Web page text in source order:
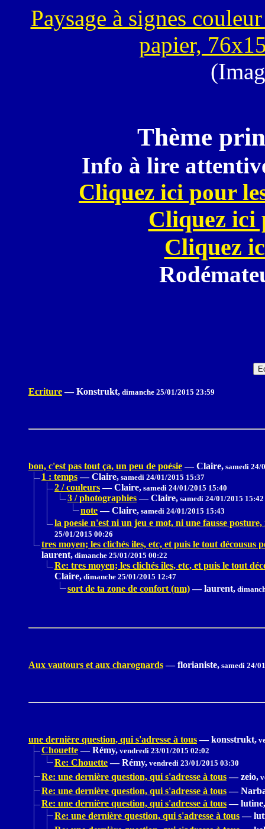
Paysage à signes
papier,
Thème
Info à lire
Cliquez ici pour
Cliquez ici
Cliquez
Ecriture — Konstrukt, dimanche 25/01/2015 23:59
bon, c'est pas tout ça, un peu de poésie — Claire, samedi 24/
1 : temps — Claire, samedi 24/01/2015 15:37
2 / couleurs — Claire, samedi 24/01/2015 15:40
3 / photographies — Claire, samedi 24/01/2015 15:42
note — Claire, samedi 24/01/2015 15:43
la poesie n'est ni un jeu e mot, ni une fausse
25/01/2015 00:26
tres moyen; les clichés iles, etc, et puis le tout
laurent, dimanche 25/01/2015 00:22
Re: tres moyen; les clichés iles, etc, et puis le tout
Claire, dimanche 25/01/2015 12:47
sort de ta zone de confort (nm) — laurent,
Aux vautours et aux charognards — florianiste, samedi 24/
une dernière question, qui s'adresse à tous — konsstrukt,
Chouette — Rémy, vendredi 23/01/2015 02:02
Re: Chouette — Rémy, vendredi 23/01/2015 03:30
Re: une dernière question, qui s'adresse à tous — zeio,
Re: une dernière question, qui s'adresse à tous —
Re: une dernière question, qui s'adresse à tous — lutine,
Re: une dernière question, qui s'adresse à tous —